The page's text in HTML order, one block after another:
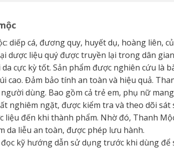
diếp cá, đương quy, huyết dụ, hoàng liên,
dược liệu quý được truyền lại trong dân
cực kỳ tốt. Sản phẩm được nghiên cứu là
cao. Đảm bảo tính an toàn và hiệu quả.
dùng. Bao gồm cả trẻ em, phụ nữ
nghiêm ngặt, được kiểm tra và theo dõi
liệu đến khi thành phẩm. Nhờ đó, Thanh
da liễu an toàn, được phép lưu hành.
kỹ hướng dẫn sử dụng trước khi dùng để